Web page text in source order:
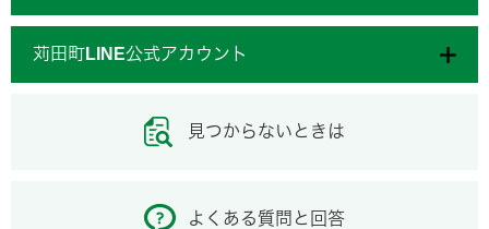
苅田町LINE公式アカウント
見つからないときは
よくある質問と回答